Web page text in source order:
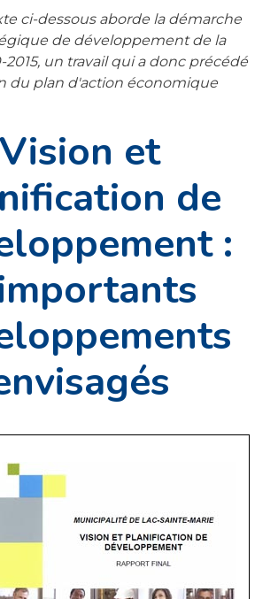
ci-dessous aborde la démarche
de développement de la
2015, un travail qui a donc précédé
du plan d'action économique
Vision et
de
: